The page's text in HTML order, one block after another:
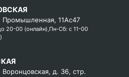
Промышленная, 11Ас47
20-00 (онлайн),Пн-Сб: с 11-00
Воронцовская, д. 36, стр.